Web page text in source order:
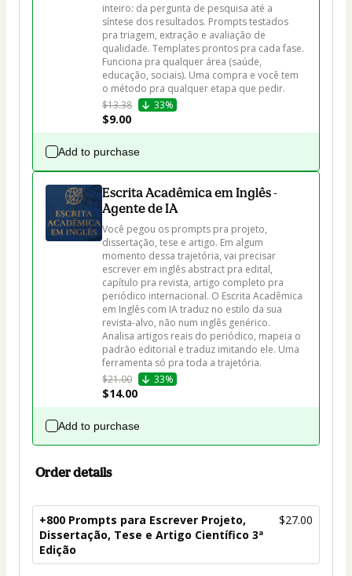
inteiro: da pergunta de pesquisa até a
síntese dos resultados. Prompts testados
pra triagem, extração e avaliação de
qualidade. Templates prontos pra cada fase.
Funciona pra qualquer área (saúde,
educação, sociais). Uma compra e você tem
o método pra qualquer etapa que pedir.
$13.38
33%
$9.00
Add to purchase
Escrita Acadêmica em Inglês -
Agente de IA
Você pegou os prompts pra projeto,
dissertação, tese e artigo. Em algum
momento dessa trajetória, vai precisar
escrever em inglês abstract pra edital,
capítulo pra revista, artigo completo pra
periódico internacional. O Escrita Acadêmica
em Inglês com IA traduz no estilo da sua
revista-alvo, não num inglês genérico.
Analisa artigos reais do periódico, mapeia o
padrão editorial e traduz imitando ele. Uma
ferramenta só pra toda a trajetória.
$21.00
33%
$14.00
Add to purchase
Order details
+800 Prompts para Escrever Projeto,
Dissertação, Tese e Artigo Científico 3ª
Edição
$27.00